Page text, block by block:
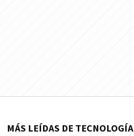
MÁS LEÍDAS DE TECNOLOGÍA